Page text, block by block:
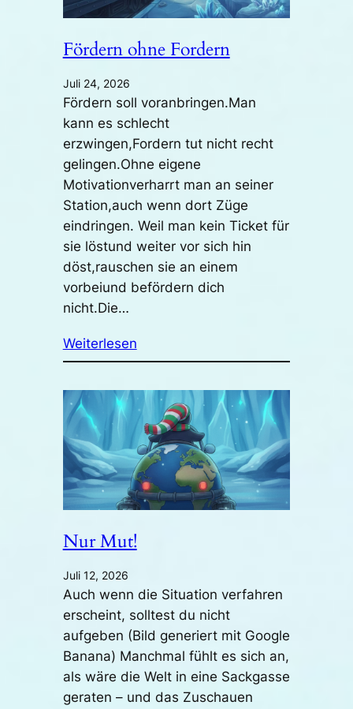
Fördern ohne Fordern
Juli 24, 2026
Fördern soll voranbringen.Man
kann es schlecht
erzwingen,Fordern tut nicht recht
gelingen.Ohne eigene
Motivationverharrt man an seiner
Station,auch wenn dort Züge
eindringen. Weil man kein Ticket für
sie löstund weiter vor sich hin
döst,rauschen sie an einem
vorbeiund befördern dich
nicht.Die…
Weiterlesen
Nur Mut!
Juli 12, 2026
Auch wenn die Situation verfahren
erscheint, solltest du nicht
aufgeben (Bild generiert mit Google
Banana) Manchmal fühlt es sich an,
als wäre die Welt in eine Sackgasse
geraten – und das Zuschauen